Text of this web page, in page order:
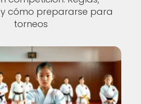
cómo prepararse para
torneos